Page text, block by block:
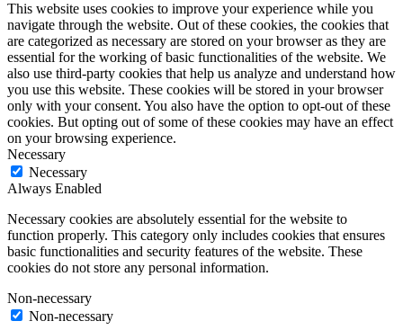
This website uses cookies to improve your experience while you
navigate through the website. Out of these cookies, the cookies that
are categorized as necessary are stored on your browser as they are
essential for the working of basic functionalities of the website. We
also use third-party cookies that help us analyze and understand how
you use this website. These cookies will be stored in your browser
only with your consent. You also have the option to opt-out of these
cookies. But opting out of some of these cookies may have an effect
on your browsing experience.
Necessary
Necessary
Always Enabled
Necessary cookies are absolutely essential for the website to
function properly. This category only includes cookies that ensures
basic functionalities and security features of the website. These
cookies do not store any personal information.
Non-necessary
Non-necessary